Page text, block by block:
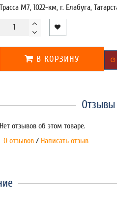
Трасса М7, 1022-км, г. Елабуга,
В КОРЗИНУ
Нет отзывов об этом товаре.
0 отзывов / Написать отзыв